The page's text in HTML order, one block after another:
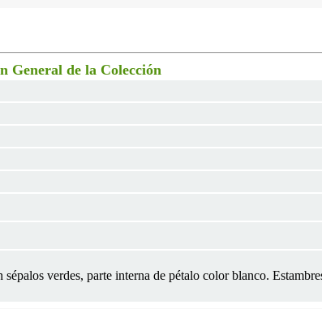
General de la Colección
verdes, parte interna de pétalo color blanco.